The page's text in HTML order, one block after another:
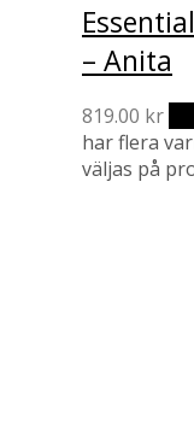
– Anita
819.00 kr
har flera
väljas på